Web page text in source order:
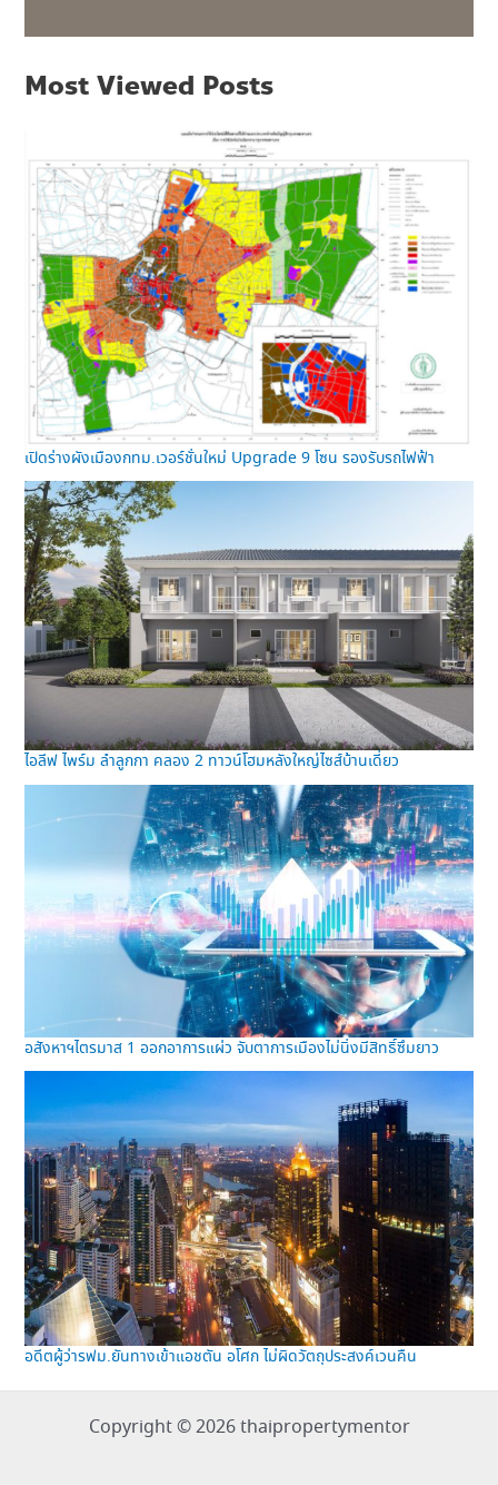
Most Viewed Posts
เปิดร่างผังเมืองกทม.เวอร์ชั่นใหม่ Upgrade 9 โซน รองรับรถไฟฟ้า
ไอลีฟ ไพร์ม ลำลูกกา คลอง 2 ทาวน์โฮมหลังใหญ่ไซส์บ้านเดี่ยว
อสังหาฯไตรมาส 1 ออกอาการแผ่ว จับตาการเมืองไม่นิ่งมีสิทธิ์ซึมยาว
อดีตผู้ว่ารฟม.ยันทางเข้าแอชตัน อโศก ไม่ผิดวัตถุประสงค์เวนคืน
Copyright © 2026 thaipropertymentor